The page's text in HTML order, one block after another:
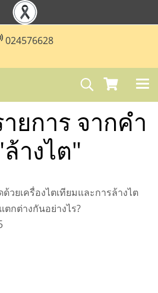
024576628
ยการ จากคำ
างไต"
วยเครื่องไตเทียมและการล้างไต
กต่างกันอย่างไร?